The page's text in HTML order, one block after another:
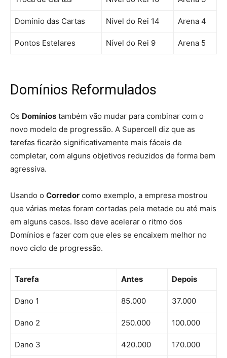
Domínio das Cartas Nível do Rei 14 Arena 4
Pontos Estelares Nível do Rei 9 Arena 5
Domínios Reformulados
Os Domínios também vão mudar para combinar com o
novo modelo de progressão. A Supercell diz que as
tarefas ficarão significativamente mais fáceis de
completar, com alguns objetivos reduzidos de forma bem
agressiva.
Usando o Corredor como exemplo, a empresa mostrou
que várias metas foram cortadas pela metade ou até mais
em alguns casos. Isso deve acelerar o ritmo dos
Domínios e fazer com que eles se encaixem melhor no
novo ciclo de progressão.
Tarefa Antes Depois
Dano 1 85.000 37.000
Dano 2 250.000 100.000
Dano 3 420.000 170.000